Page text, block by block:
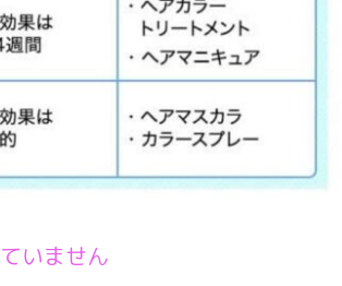
いません